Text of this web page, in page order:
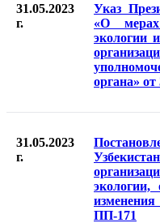
31.05.2023
г.
Указ
«О
экологии
органа»
31.05.2023
г.
ПП-171